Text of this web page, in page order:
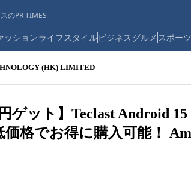
のPR TIMES
ッションライフスタイルビジネス グルメ スポーツ
(HK) LIMITED
円ゲット】Teclast Android
価格でお得に購入可能！